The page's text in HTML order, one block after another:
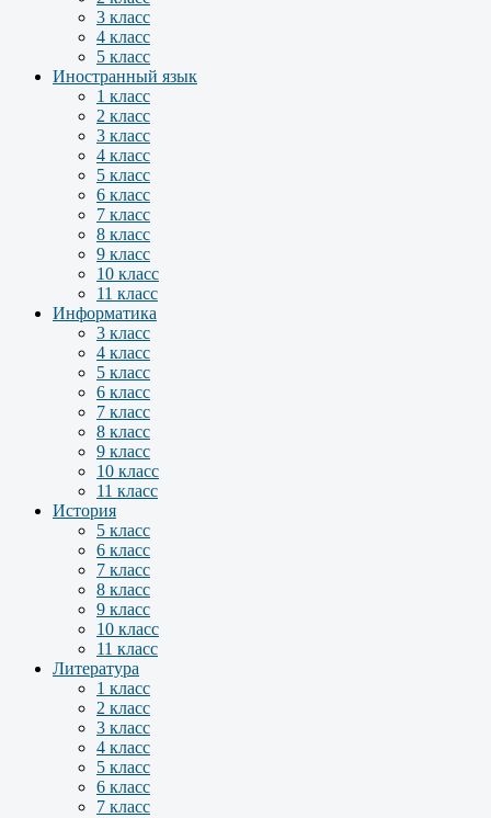
3 класс
4 класс
5 класс
Иностранный язык
1 класс
2 класс
3 класс
4 класс
5 класс
6 класс
7 класс
8 класс
9 класс
10 класс
11 класс
Информатика
3 класс
4 класс
5 класс
6 класс
7 класс
8 класс
9 класс
10 класс
11 класс
История
5 класс
6 класс
7 класс
8 класс
9 класс
10 класс
11 класс
Литература
1 класс
2 класс
3 класс
4 класс
5 класс
6 класс
7 класс